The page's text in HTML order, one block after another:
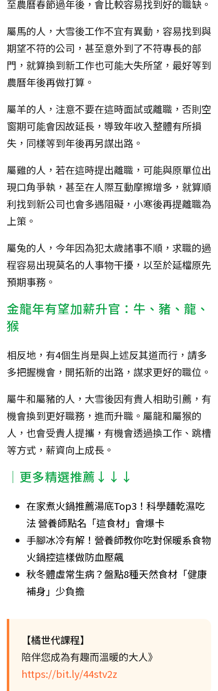
至農曆春節過年後，會比較容易找到好的職缺。
屬馬的人，大雪後工作不宜有異動，容易找到與
期望不符的公司，甚至意外到了不符專長的部
門，就算換到新工作也可能大失所望，最好等到
農曆年後再做打算。
屬羊的人，注意不要在這時面試或離職，否則空
窗期可能會因故延長，導致年收入整體有所損
失，同樣等到年後再另謀出路。
屬雞的人，若在這時提出離職，可能與原單位出
現口角爭執，甚至在人際互動摩擦增多，就算順
利找到新公司也會多遇阻礙，小寒後再提離職為
上策。
屬兔的人，今年因為犯太歲諸事不順，求職的過
程容易出現莫名的人事物干擾，以至於延檔原先
預期事務。
金龍年有望加薪升官：牛、豬、龍、
猴
相反地，有4個生肖是與上述反其道而行，請多
多把握機會，開拓新的出路，謀求更好的職位。
屬牛和屬豬的人，大雪後因有貴人相助引薦，有
機會換到更好職務，進而升職。屬龍和屬猴的
人，也會受貴人提攜，有機會透過換工作、跳槽
等方式，薪資向上成長。
│更多精選推薦↓↓↓
在家煮火鍋推薦湯底Top3！科學麵乾濕吃
法 營養師點名「這食材」會爆卡
手腳冰冷有解！營養師教你吃對保暖系食物
火鍋控這樣做防血壓飆
秋冬體虛常生病？盤點8種天然食材「健康
補身」少負擔
【橘世代課程】
陪伴您成為有趣而溫暖的大人》
https://bit.ly/44stv2z